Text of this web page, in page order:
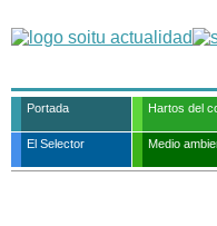
Portada Hartos del
El Selector Medio